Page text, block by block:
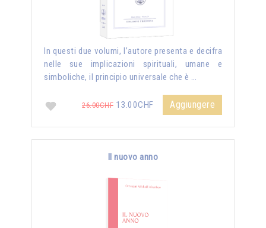
In questi due volumi, l’autore presenta e decifra
nelle sue implicazioni spirituali, umane e
simboliche, il principio universale che è …
26.00CHF 13.00CHF Aggiungere
Il nuovo anno